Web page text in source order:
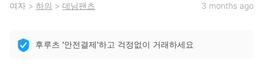
여자 > 하의 > 데님팬츠 3 months ago
후루츠 '안전결제'하고 걱정없이 거래하세요